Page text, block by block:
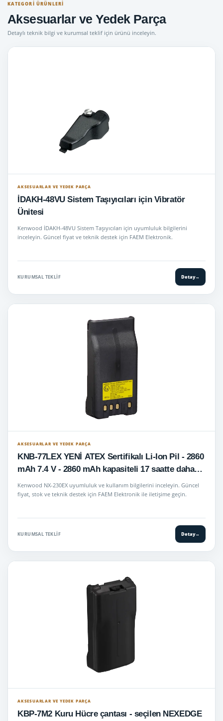
Mini Tepe Lambaları
KATEGORI ÜRÜNLERI
Aksesuarlar ve Yedek Parça
Detaylı teknik bilgi ve kurumsal teklif için ürünü inceleyin.
AKSESUARLAR VE YEDEK PARÇA
İDAKH-48VU Sistem Taşıyıcıları için Vibratör
Ünitesi
Kenwood İDAKH-48VU Sistem Taşıyıcıları için uyumluluk bilgilerini
inceleyin. Güncel fiyat ve teknik destek için FAEM Elektronik.
KURUMSAL TEKLIF Detay→
AKSESUARLAR VE YEDEK PARÇA
KNB-77LEX YENİ ATEX Sertifikalı Li-Ion Pil - 2860
mAh 7.4 V - 2860 mAh kapasiteli 17 saatte daha
uzun pil ömrü sağlayan NX-230EX - 330EX
taşınabilir Telsizlar için yüksek kapasiteli ATEX ve
paketi.
Kenwood NX-230EX uyumluluk ve kullanım bilgilerini inceleyin. Güncel
fiyat, stok ve teknik destek için FAEM Elektronik ile iletişime geçin.
KURUMSAL TEKLIF Detay→
AKSESUARLAR VE YEDEK PARÇA
KBP-7M2 Kuru Hücre çantası - seçilen NEXEDGE